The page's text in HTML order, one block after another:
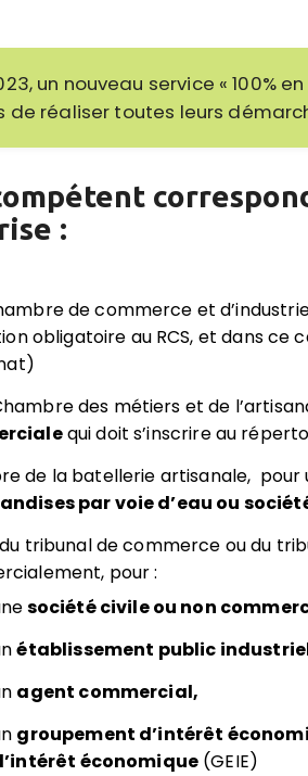
un nouveau service « 100%
de réaliser toutes leurs
:
de commerce et
obligatoire au RCS, et dans ce
des métiers et de
qui doit s’inscrire au
de la batellerie artisanale, pour
par voie d’eau ou
tribunal de commerce ou du
pour :
société civile ou non
établissement public
agent commercial,
groupement d’intérêt
économique (GEIE)